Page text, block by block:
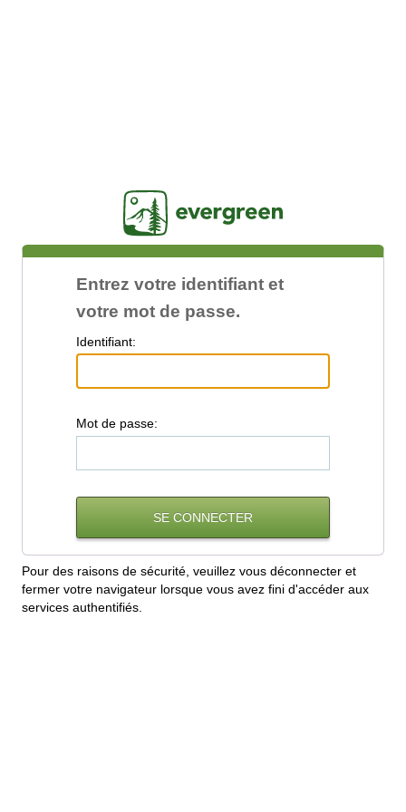
Entrez votre identifiant et
votre mot de passe.
Identifiant:
Mot de passe:
Pour des raisons de sécurité, veuillez vous déconnecter et
fermer votre navigateur lorsque vous avez fini d'accéder aux
services authentifiés.